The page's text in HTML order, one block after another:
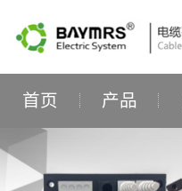
首页 产品